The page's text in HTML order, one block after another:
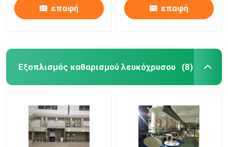
Προϊόντα
Περίπου εμείς
Γύρος εργοστασίων
επαφή επαφή
Εξοπλισμός καθαρισμού λευκόχρυσου (8)